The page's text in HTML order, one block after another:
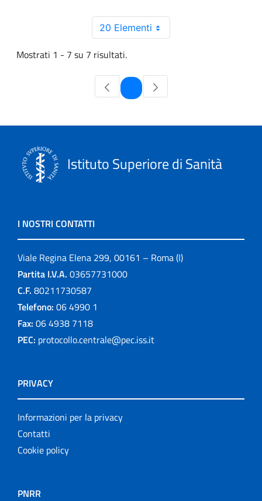
20 Elementi
Mostrati 1 - 7 su 7 risultati.
Pagina
Istituto Superiore di Sanità
I NOSTRI CONTATTI
Viale Regina Elena 299, 00161 – Roma (I)
Partita I.V.A. 03657731000
C.F. 80211730587
Telefono: 06 4990 1
Fax: 06 4938 7118
PEC: protocollo.centrale@pec.iss.it
PRIVACY
Informazioni per la privacy
Contatti
Cookie policy
PNRR